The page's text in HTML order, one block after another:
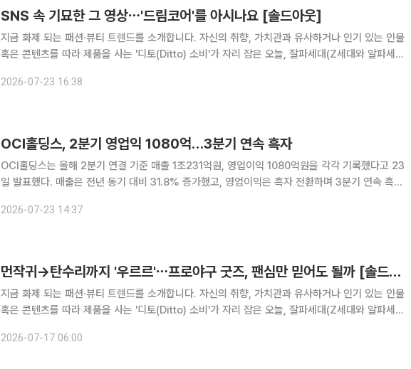
SNS 속 기묘한 그 영상⋯'드림코어'를 아시나요 [솔드아웃]
지금 화제 되는 패션·뷰티 트렌드를 소개합니다. 자신의 취향, 가치관과 유사하거나 인기 있는 인물
혹은 콘텐츠를 따라 제품을 사는 '디토(Ditto) 소비'가 자리 잡은 오늘, 잘파세대(Z세대와 알파세대
쯤 마주했을 풍경이 있습니다. 검사 기기 너머로 펼쳐진
2026-07-23 16:38
OCI홀딩스, 2분기 영업익 1080억…3분기 연속 흑자
OCI홀딩스는 올해 2분기 연결 기준 매출 1조231억원, 영업이익 1080억원을 각각 기록했다고 23
일 발표했다. 매출은 전년 동기 대비 31.8% 증가했고, 영업이익은 흑자 전환하며 3분기 연속 흑자
500메가와트(MW) 규모의 태양광 프로젝트를 매각하
2026-07-23 14:37
먼작귀→탄수리까지 '우르르'⋯프로야구 굿즈, 팬심만 믿어도 될까 [솔드아웃]
지금 화제 되는 패션·뷰티 트렌드를 소개합니다. 자신의 취향, 가치관과 유사하거나 인기 있는 인물
혹은 콘텐츠를 따라 제품을 사는 '디토(Ditto) 소비'가 자리 잡은 오늘, 잘파세대(Z세대와 알파세대
날이 얇아지고(?) 있습니다. 한국야구위원회(KBO
2026-07-17 06:00